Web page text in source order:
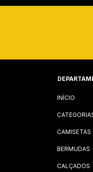
INÍCIO
CAMISETAS
BERMUDAS
CALÇADOS